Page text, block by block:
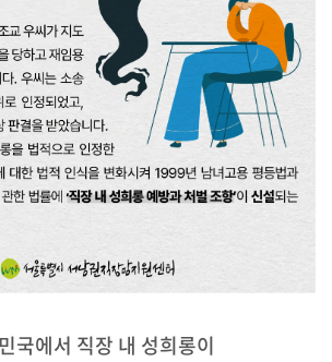
국에서 직장 내 성희롱이